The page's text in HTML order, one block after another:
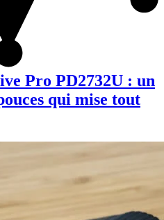
Pro PD2732U : un
qui mise tout